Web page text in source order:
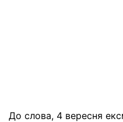
До слова, 4 вересня